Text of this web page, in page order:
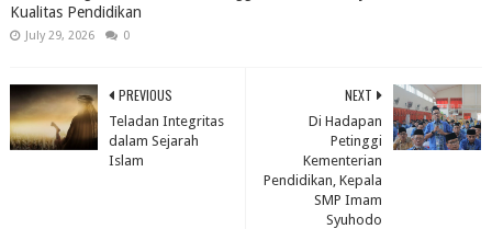
Kualitas Pendidikan
July 29, 2026 0
NEXT
Di Hadapan
Petinggi
Kementerian
Pendidikan, Kepala
SMP Imam
Syuhodo
PREVIOUS
Teladan Integritas
dalam Sejarah
Islam